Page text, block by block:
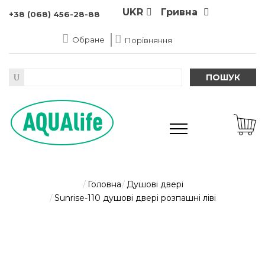
+38 (068) 456-28-88 UKR Гривна
Обране Порівняння
ПОШУК
Головна
Душові двері
Sunrise-110 душові двері розпашні ліві